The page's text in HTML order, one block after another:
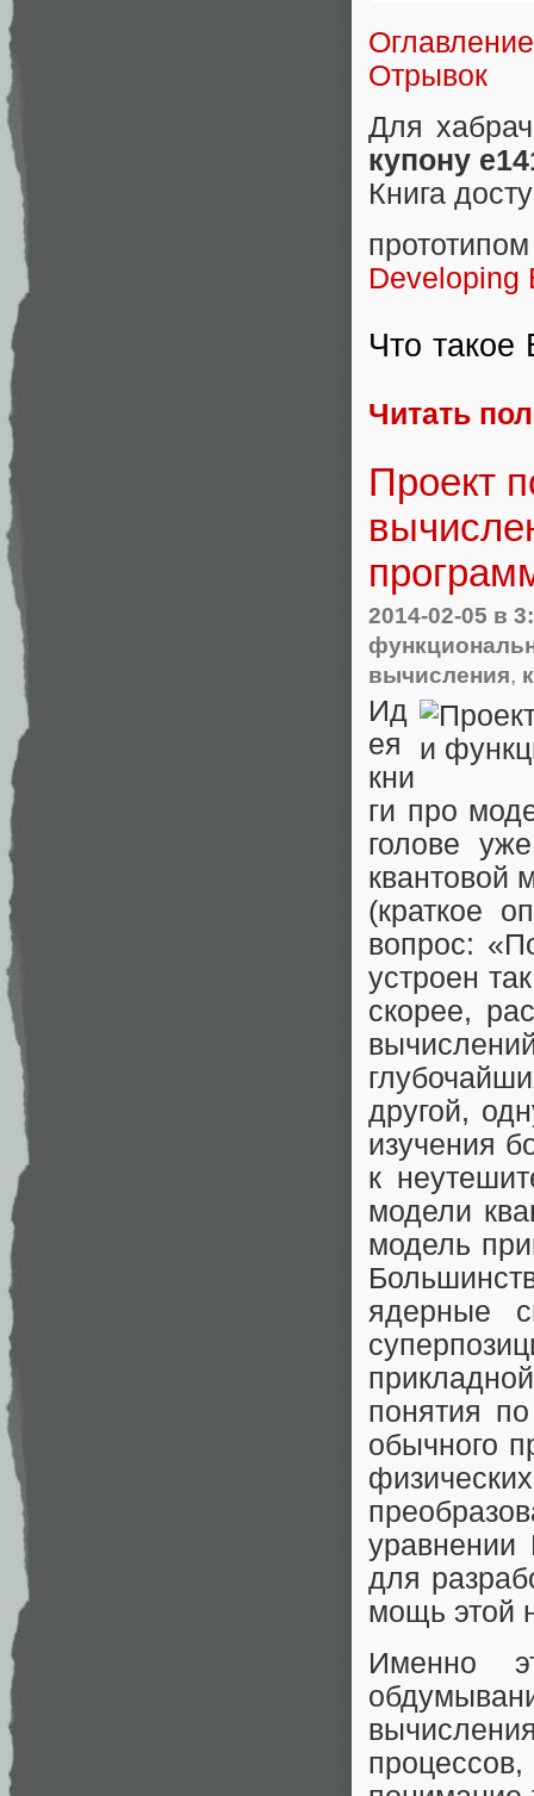
Оглавление
Отрывок
Для
купону
Книга
Developing
Что такое
Читать
Проект
2014-02-05 в
вычисления,
Ид
ея
кни
ги про
голове
квантовой
(краткое
вопрос:
устроен
скорее,
другой,
изучения
к
модели
модель
ядерные
понятия
обычного
уравнении
для
мощь этой
Именно